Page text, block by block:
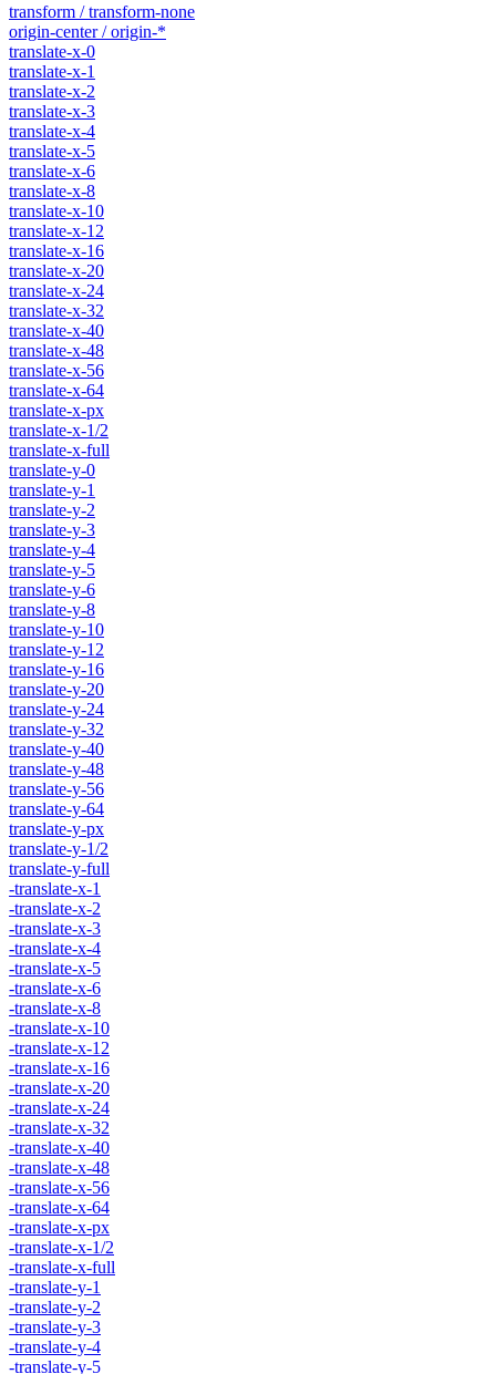
transform / transform-none
origin-center / origin-*
translate-x-0
translate-x-1
translate-x-2
translate-x-3
translate-x-4
translate-x-5
translate-x-6
translate-x-8
translate-x-10
translate-x-12
translate-x-16
translate-x-20
translate-x-24
translate-x-32
translate-x-40
translate-x-48
translate-x-56
translate-x-64
translate-x-px
translate-x-1/2
translate-x-full
translate-y-0
translate-y-1
translate-y-2
translate-y-3
translate-y-4
translate-y-5
translate-y-6
translate-y-8
translate-y-10
translate-y-12
translate-y-16
translate-y-20
translate-y-24
translate-y-32
translate-y-40
translate-y-48
translate-y-56
translate-y-64
translate-y-px
translate-y-1/2
translate-y-full
-translate-x-1
-translate-x-2
-translate-x-3
-translate-x-4
-translate-x-5
-translate-x-6
-translate-x-8
-translate-x-10
-translate-x-12
-translate-x-16
-translate-x-20
-translate-x-24
-translate-x-32
-translate-x-40
-translate-x-48
-translate-x-56
-translate-x-64
-translate-x-px
-translate-x-1/2
-translate-x-full
-translate-y-1
-translate-y-2
-translate-y-3
-translate-y-4
-translate-y-5